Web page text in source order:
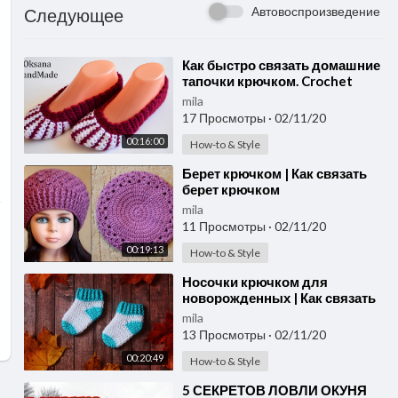
Следующее Автовоспроизведение
00:16:00
⁣Как быстро связать домашние
тапочки крючком. Crochet
Slippers
mila
17 Просмотры · 02/11/20
How-to & Style
00:19:13
⁣Берет крючком | Как связать
берет крючком
mila
11 Просмотры · 02/11/20
How-to & Style
00:20:49
⁣Носочки крючком для
новорожденных | Как связать
носочки крючком
mila
13 Просмотры · 02/11/20
How-to & Style
⁣5 СЕКРЕТОВ ЛОВЛИ ОКУНЯ